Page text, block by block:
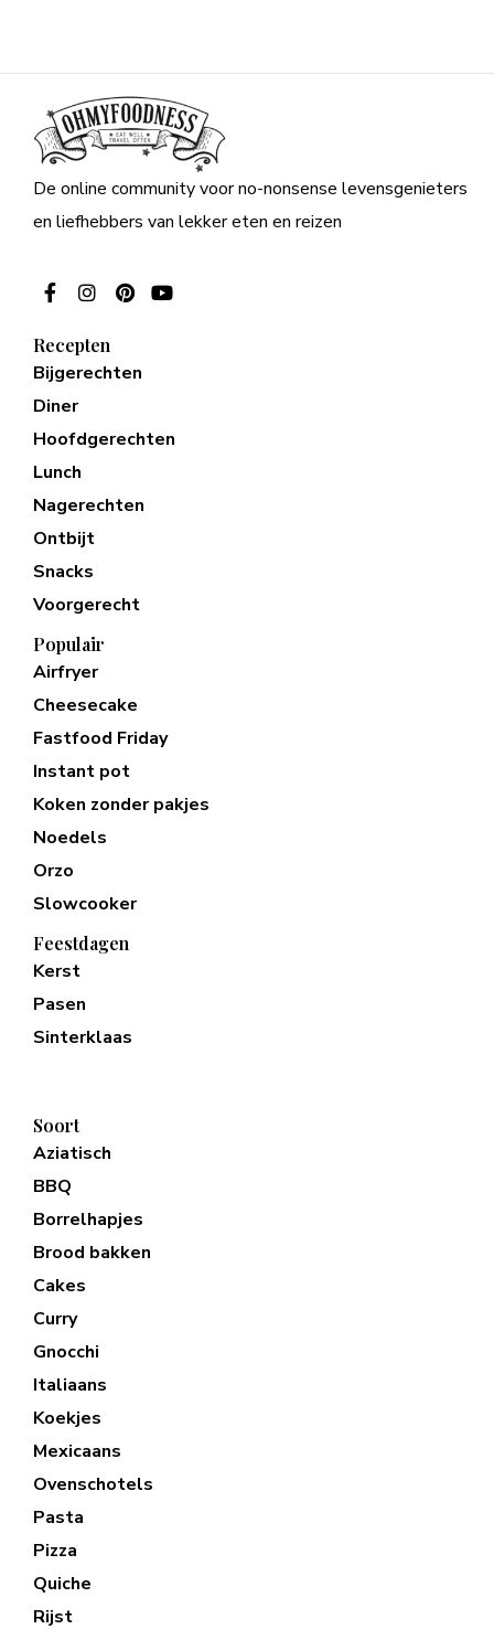
De online community voor no-nonsense levensgenieters
en liefhebbers van lekker eten en reizen
Recepten
Bijgerechten
Diner
Hoofdgerechten
Lunch
Nagerechten
Ontbijt
Snacks
Voorgerecht
Populair
Airfryer
Cheesecake
Fastfood Friday
Instant pot
Koken zonder pakjes
Noedels
Orzo
Slowcooker
Feestdagen
Kerst
Pasen
Sinterklaas
Soort
Aziatisch
BBQ
Borrelhapjes
Brood bakken
Cakes
Curry
Gnocchi
Italiaans
Koekjes
Mexicaans
Ovenschotels
Pasta
Pizza
Quiche
Rijst